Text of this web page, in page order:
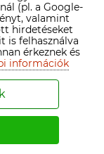
be is
az
irhatok
egy
dönt
ne játszd el a
egy éjszakás
ember,
(pl. a Google-
valamint
hirdetéseket
is felhasználva
érkeznek és
információk